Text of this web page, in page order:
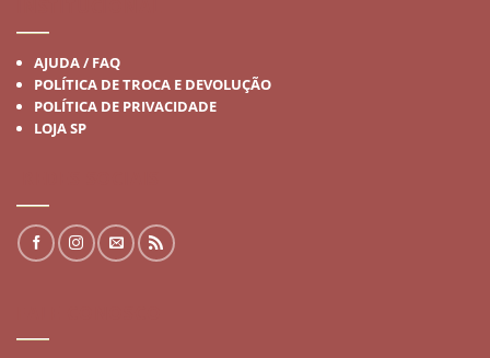
AJUDA / FAQ
POLÍTICA DE TROCA E DEVOLUÇÃO
POLÍTICA DE PRIVACIDADE
LOJA SP